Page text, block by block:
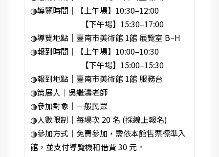
◍導覽時間｜【上午場】10:30–12:00
【下午場】15:30–17:00
◍導覽地點｜臺南市美術館 1館 展覽室 B–H
◍報到時間｜【上午場】10:00–10:30
【下午場】15:00–15:30
◍報到地點｜臺南市美術館 1館 服務台
◍策展人｜吳繼濤老師
◍參加對象｜一般民眾
◍人數限制｜每場次 20 名 (採線上報名)
◍參加方式｜免費參加，需依本館售票標準入
館，並支付導覽機租借費 30 元。